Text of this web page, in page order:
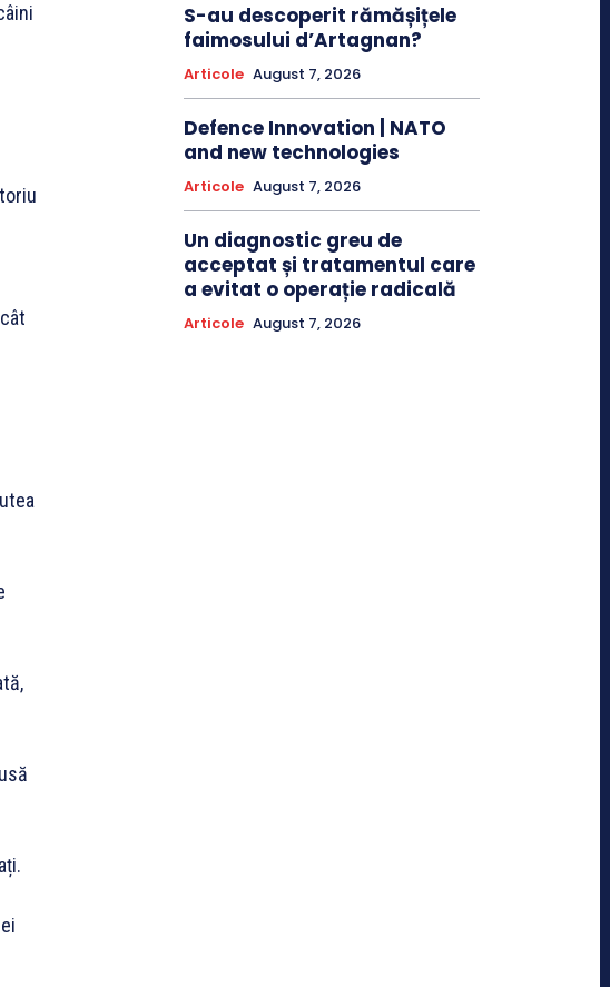
S-au descoperit rămășițele
faimosului d’Artagnan?
Articole August 7, 2026
Defence Innovation | NATO
and new technologies
Articole August 7, 2026
Un diagnostic greu de
acceptat și tratamentul care
a evitat o operație radicală
Articole August 7, 2026